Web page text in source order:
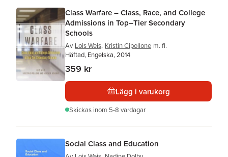
Class Warfare – Class, Race, and College
Admissions in Top–Tier Secondary
Schools
Av Lois Weis, Kristin Cipollone m. fl.
Häftad, Engelska, 2014
359 kr
Lägg i varukorg
Skickas inom 5-8 vardagar
Social Class and Education